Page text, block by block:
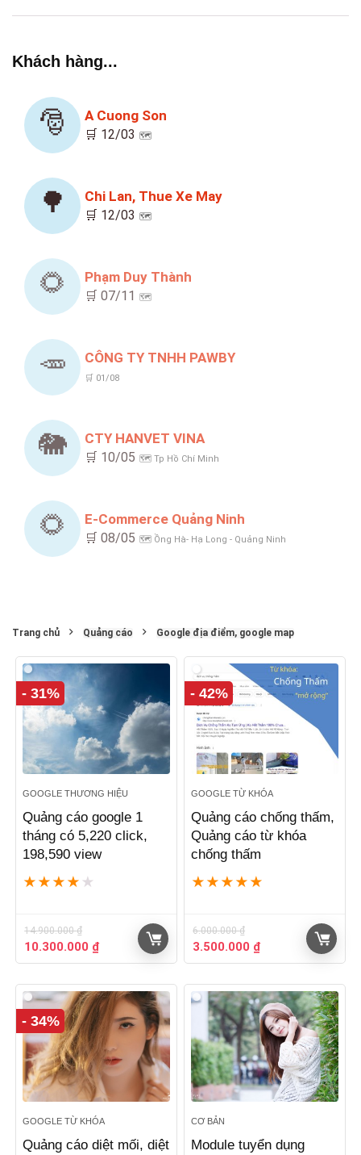
Khách hàng...
🎅 A Cuong Son
🛒 12/03 🗺️
🌳 Chi Lan, Thue Xe May
🛒 12/03 🗺️
🌻 Phạm Duy Thành
🛒 07/11 🗺️
🥕 CÔNG TY TNHH PAWBY
🛒 01/08
🐘 CTY HANVET VINA
🛒 10/05 🗺️ Tp Hồ Chí Minh
🌻 E-Commerce Quảng Ninh
🛒 08/05 🗺️ Ồng Hà- Hạ Long - Quảng Ninh
Trang chủ Quảng cáo Google địa điểm, google map
- 31%
GOOGLE THƯƠNG HIỆU
Quảng cáo google 1
tháng có 5,220 click,
198,590 view
★ ★ ★ ★ ★
14.900.000₫
Giá
gốc
14.900.000 ₫.
10.300.000 ₫Giá
hiện
là:
10.300.000 ₫.
- 42%
GOOGLE TỪ KHÓA
Quảng cáo chống thấm,
Quảng cáo từ khóa
chống thấm
★ ★ ★ ★ ★
6.000.000₫
Giá
gốc
6.000.000 ₫.
3.500.000 ₫Giá
hiện
là:
3.500.000 ₫.
- 34%
GOOGLE TỪ KHÓA
Quảng cáo diệt mối, diệt
CƠ BẢN
Module tuyển dụng